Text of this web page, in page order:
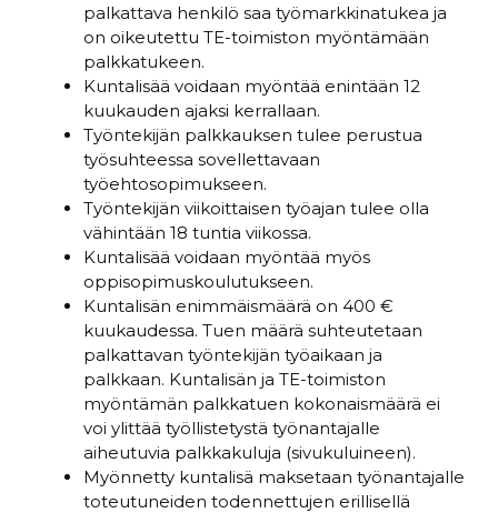
palkattava henkilö saa työmarkkinatukea ja
on oikeutettu TE-toimiston myöntämään
palkkatukeen.
Kuntalisää voidaan myöntää enintään 12
kuukauden ajaksi kerrallaan.
Työntekijän palkkauksen tulee perustua
työsuhteessa sovellettavaan
työehtosopimukseen.
Työntekijän viikoittaisen työajan tulee olla
vähintään 18 tuntia viikossa.
Kuntalisää voidaan myöntää myös
oppisopimuskoulutukseen.
Kuntalisän enimmäismäärä on 400 €
kuukaudessa. Tuen määrä suhteutetaan
palkattavan työntekijän työaikaan ja
palkkaan. Kuntalisän ja TE-toimiston
myöntämän palkkatuen kokonaismäärä ei
voi ylittää työllistetystä työnantajalle
aiheutuvia palkkakuluja (sivukuluineen).
Myönnetty kuntalisä maksetaan työnantajalle
toteutuneiden todennettujen erillisellä